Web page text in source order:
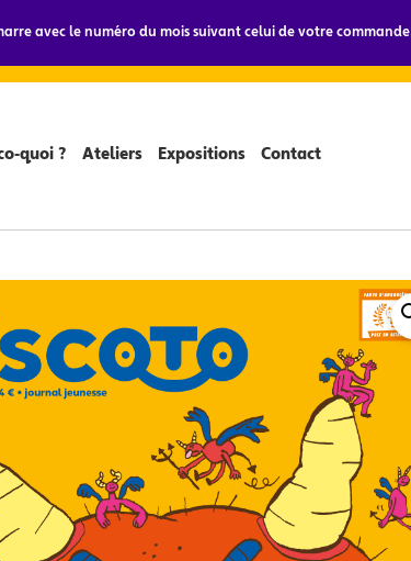
avec le numéro du mois suivant celui de votre
quoi ? Ateliers Expositions Contact